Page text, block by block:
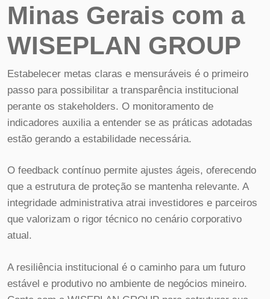
Minas Gerais com a
WISEPLAN GROUP
Estabelecer metas claras e mensuráveis é o primeiro
passo para possibilitar a transparência institucional
perante os stakeholders. O monitoramento de
indicadores auxilia a entender se as práticas adotadas
estão gerando a estabilidade necessária.
O feedback contínuo permite ajustes ágeis, oferecendo
que a estrutura de proteção se mantenha relevante. A
integridade administrativa atrai investidores e parceiros
que valorizam o rigor técnico no cenário corporativo
atual.
A resiliência institucional é o caminho para um futuro
estável e produtivo no ambiente de negócios mineiro.